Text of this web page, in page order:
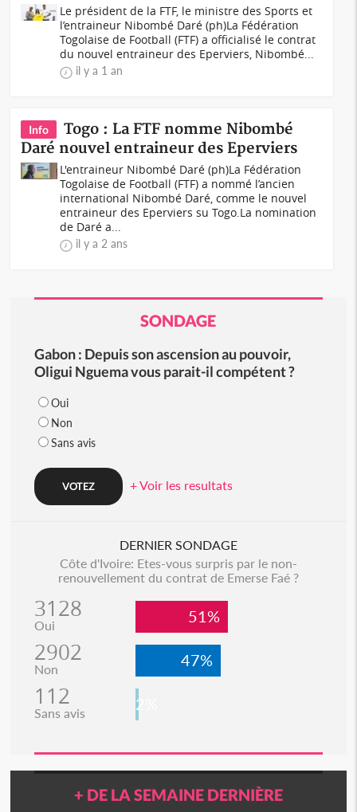
Le président de la FTF, le ministre des Sports et
l’entraineur Nibombé Daré (ph)La Fédération
Togolaise de Football (FTF) a officialisé le contrat
du nouvel entraineur des Eperviers, Nibombé...
il y a 1 an
Info
Togo : La FTF nomme Nibombé
Daré nouvel entraineur des Eperviers
L'entraineur Nibombé Daré (ph)La Fédération
Togolaise de Football (FTF) a nommé l’ancien
international Nibombé Daré, comme le nouvel
entraineur des Eperviers su Togo.La nomination
de Daré a...
il y a 2 ans
SONDAGE
Gabon : Depuis son ascension au pouvoir,
Oligui Nguema vous parait-il compétent ?
Oui
Non
Sans avis
+ Voir les resultats
DERNIER SONDAGE
Côte d'Ivoire: Etes-vous surpris par le non-
renouvellement du contrat de Emerse Faé ?
3128
Oui 51%
2902
Non 47%
112
Sans avis 2%
+ DE LA SEMAINE DERNIÈRE